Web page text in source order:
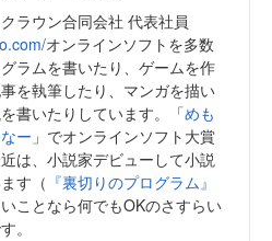
ラウン合同会社 代表社員
オンラインソフトを多数
ラムを書いたり、ゲームを作
を執筆したり、マンガを描い
書いたりしています。「めも
ー 」でオンラインソフト大賞
は、小説家デビューして小説
す（ 『裏切りのプログラム』
ことなら何でもOKのさすらい
。